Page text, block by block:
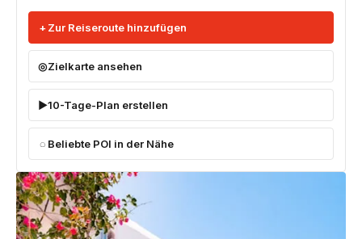
Zur Reiseroute hinzufügen
Zielkarte ansehen
10-Tage-Plan erstellen
Beliebte POI in der Nähe